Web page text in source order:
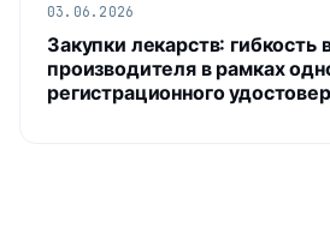
03.06.2026
Закупки лекарств: гибкость
производителя в рамках
регистрационного